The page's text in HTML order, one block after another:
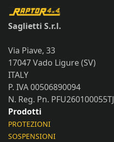
Saglietti S.r.l.
Via Piave, 33
17047 Vado Ligure (SV)
ITALY
P. IVA 00506890094
N. Reg. Pn. PFU260100055TJ
Prodotti
PROTEZIONI
SOSPENSIONI